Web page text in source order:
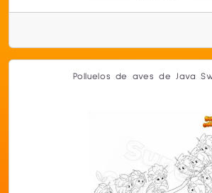
Polluelos de aves de Java